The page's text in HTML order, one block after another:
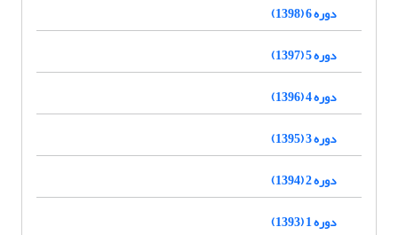
دوره 6 (1398)
دوره 5 (1397)
دوره 4 (1396)
دوره 3 (1395)
دوره 2 (1394)
دوره 1 (1393)